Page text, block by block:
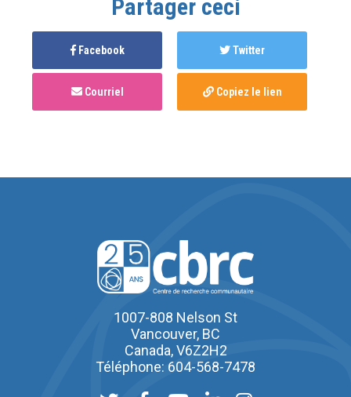
Partager ceci
Facebook Twitter
Courriel Copiez le lien
1007-808 Nelson St
Vancouver, BC
Canada, V6Z2H2
Téléphone: 604-568-7478